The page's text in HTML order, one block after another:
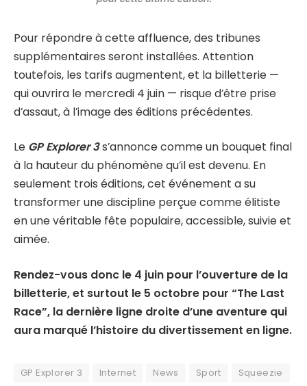
Pour répondre à cette affluence, des tribunes
supplémentaires seront installées. Attention
toutefois, les tarifs augmentent, et la billetterie —
qui ouvrira le mercredi 4 juin — risque d’être prise
d’assaut, à l’image des éditions précédentes.
Le GP Explorer 3s’annonce comme un bouquet final
à la hauteur du phénomène qu’il est devenu. En
seulement trois éditions, cet événement a su
transformer une discipline perçue comme élitiste
en une véritable fête populaire, accessible, suivie et
aimée.
Rendez-vous donc le 4 juin pour l’ouverture de la
billetterie, et surtout le 5 octobre pour “The Last
Race”, la dernière ligne droite d’une aventure qui
aura marqué l’histoire du divertissement en ligne.
GP Explorer 3 Internet News Sport Squeezie